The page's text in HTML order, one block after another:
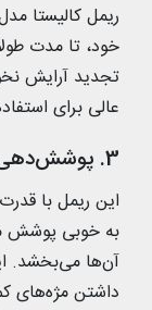
خود، تا مدت
تجدید آرایش
عالی برای
3. پوشش‌دهی کامل:
این ریمل با
به خوبی پوشش
آن‌ها می‌بخشد.
داشتن مژه‌های